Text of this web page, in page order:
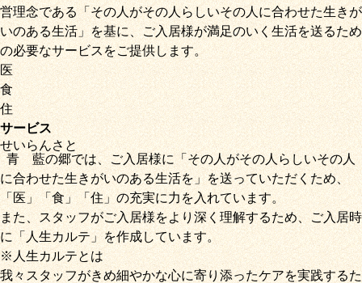
営理念である「その人がその人らしいその人に合わせた生きが
いのある生活」を基に、ご入居様が満足のいく生活を送るため
の必要なサービスをご提供します。
医
食
住
サービス
青藍
せいらん
の郷
さと
では、ご入居様に「その人がその人らしいその人
に合わせた生きがいのある生活を」を送っていただくため、
「医」 「食」「住」の充実に力を入れています。
また、スタッフがご入居様をより深く理解するため、ご入居時
に「人生カルテ」を作成しています。
※人生カルテとは
我々スタッフがきめ細やかな心に寄り添ったケアを実践するた